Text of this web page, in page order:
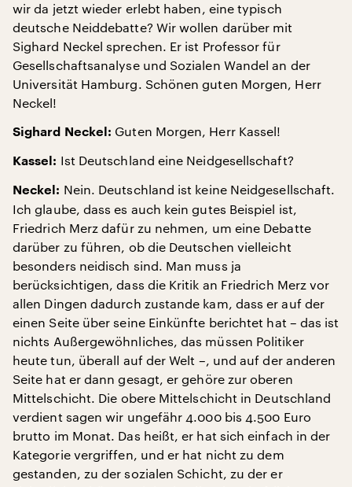
wir da jetzt wieder erlebt haben, eine typisch
deutsche Neiddebatte? Wir wollen darüber mit
Sighard Neckel sprechen. Er ist Professor für
Gesellschaftsanalyse und Sozialen Wandel an der
Universität Hamburg. Schönen guten Morgen, Herr
Neckel!
Sighard Neckel: Guten Morgen, Herr Kassel!
Kassel: Ist Deutschland eine Neidgesellschaft?
Neckel: Nein. Deutschland ist keine Neidgesellschaft.
Ich glaube, dass es auch kein gutes Beispiel ist,
Friedrich Merz dafür zu nehmen, um eine Debatte
darüber zu führen, ob die Deutschen vielleicht
besonders neidisch sind. Man muss ja
berücksichtigen, dass die Kritik an Friedrich Merz vor
allen Dingen dadurch zustande kam, dass er auf der
einen Seite über seine Einkünfte berichtet hat – das ist
nichts Außergewöhnliches, das müssen Politiker
heute tun, überall auf der Welt –, und auf der anderen
Seite hat er dann gesagt, er gehöre zur oberen
Mittelschicht. Die obere Mittelschicht in Deutschland
verdient sagen wir ungefähr 4.000 bis 4.500 Euro
brutto im Monat. Das heißt, er hat sich einfach in der
Kategorie vergriffen, und er hat nicht zu dem
gestanden, zu der sozialen Schicht, zu der er